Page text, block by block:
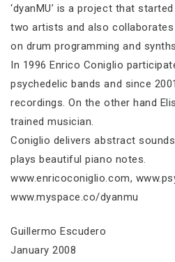
‘dyanMU’ is a project that
two artists and also
on drum programming and synths.
In 1996 Enrico Coniglio
psychedelic bands and since
recordings. On the other hand
trained musician.
Coniglio delivers abstract
plays beautiful piano notes.
www.enricoconiglio.com,
www.myspace.co/dyanmu
Guillermo Escudero
January 2008